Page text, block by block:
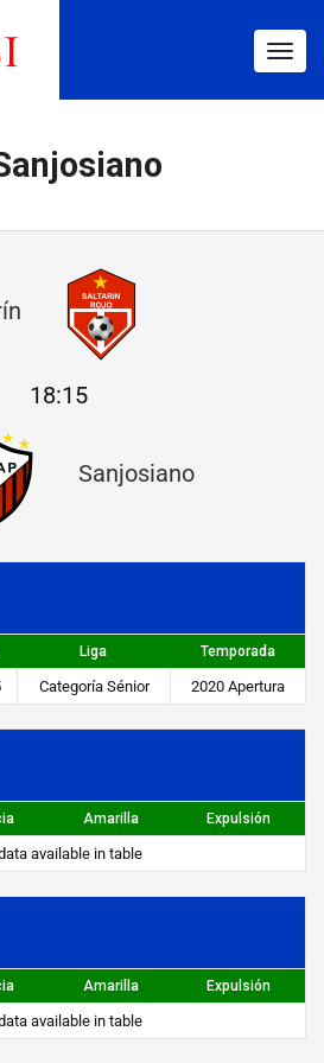
18:15
Sanjosiano
Liga Temporada
Categoría Sénior 2020 Apertura
Amarilla Expulsión
available in table
Amarilla Expulsión
available in table